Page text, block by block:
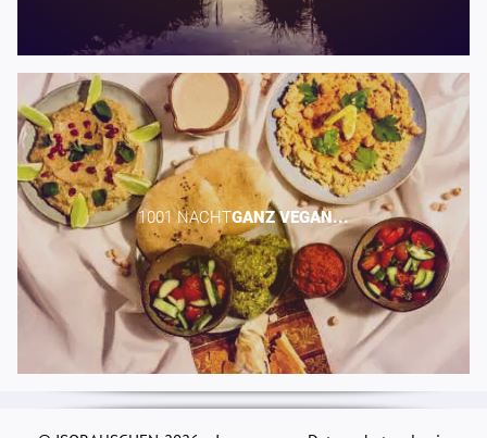
1001 NACHT​GANZ VEGAN...